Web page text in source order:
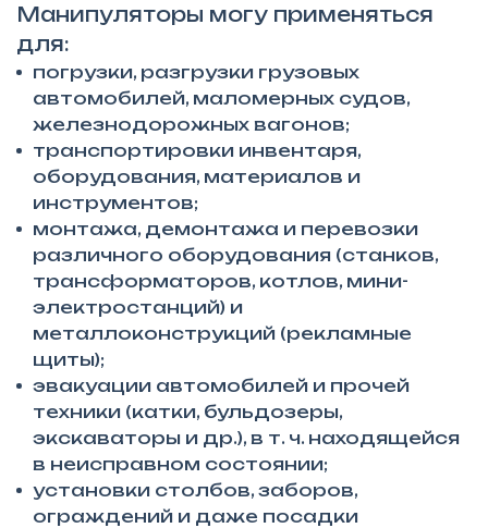
Манипуляторы могу применяться
для:
погрузки, разгрузки грузовых
автомобилей, маломерных судов,
железнодорожных вагонов;
транспортировки инвентаря,
оборудования, материалов и
инструментов;
монтажа, демонтажа и перевозки
различного оборудования (станков,
трансформаторов, котлов, мини-
электростанций) и
металлоконструкций (рекламные
щиты);
эвакуации автомобилей и прочей
техники (катки, бульдозеры,
экскаваторы и др.), в т. ч. находящейся
в неисправном состоянии;
установки столбов, заборов,
ограждений и даже посадки